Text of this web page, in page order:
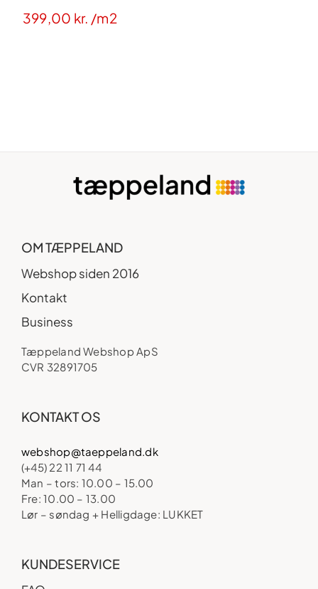
399,00 kr. /m2
OM TÆPPELAND
Webshop siden 2016
Kontakt
Business
Tæppeland Webshop ApS
CVR 32891705
KONTAKT OS
webshop@taeppeland.dk
(+45) 22 11 71 44
Man – tors: 10.00 – 15.00
Fre: 10.00 – 13.00
Lør – søndag + Helligdage: LUKKET
KUNDESERVICE